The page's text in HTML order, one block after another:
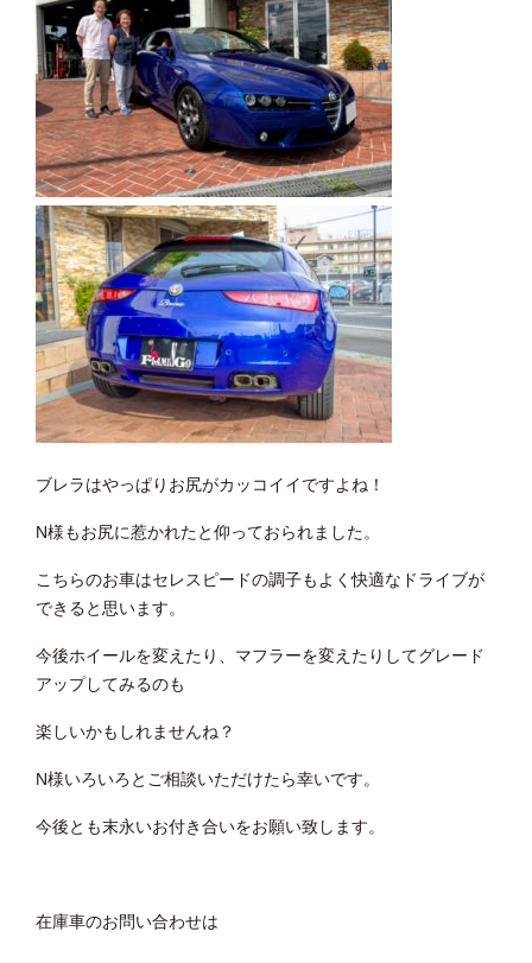
ブレラはやっぱりお尻がカッコイイですよね！
N様もお尻に惹かれたと仰っておられました。
こちらのお車はセレスピードの調子もよく快適なドライブが
できると思います。
今後ホイールを変えたり、マフラーを変えたりしてグレード
アップしてみるのも
楽しいかもしれませんね？
N様いろいろとご相談いただけたら幸いです。
今後とも末永いお付き合いをお願い致します。
在庫車のお問い合わせは